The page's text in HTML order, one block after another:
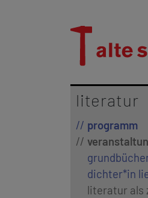
literatur
programm
dichter*in
literatur